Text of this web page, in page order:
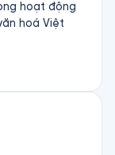
hoạt động
hoá Việt